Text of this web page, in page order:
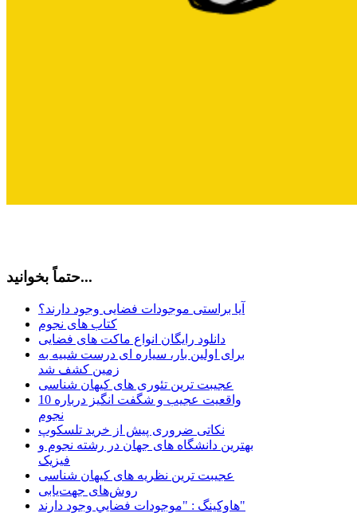
حتماً بخوانید...
آیا براستی موجودات فضایی وجود دارند؟
کتاب های نجوم
دانلود رایگان انواع ماکت های فضایی
برای اولین بار، سیاره ای درست شبیه به
زمین کشف شد
عجیبت ترین تئوری های کیهان شناسی
10 واقعیت عجیب و شگفت انگیز درباره
نجوم
نکاتی ضروری پیش از خرید تلسکوپ
بهترین دانشگاه های جهان در رشته نجوم و
فیزیک
عجیبت ترین نظریه های کیهان شناسی
روش‌های جهت‌یابی
هاوكينگ : "موجودات فضايي وجود دارند"